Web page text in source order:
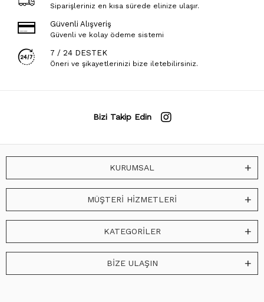
Siparişleriniz en kısa sürede elinize ulaşır.
Güvenli Alışveriş
Güvenli ve kolay ödeme sistemi
7 / 24 DESTEK
Öneri ve şikayetlerinizi bize iletebilirsiniz.
Bizi Takip Edin
KURUMSAL
MÜŞTERİ HİZMETLERİ
KATEGORİLER
BİZE ULAŞIN